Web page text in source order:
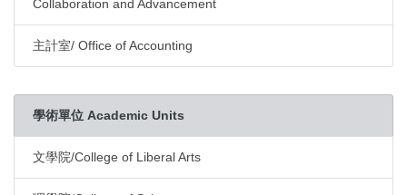
Collaboration and Advancement
主計室/ Office of Accounting
學術單位 Academic Units
文學院/College of Liberal Arts